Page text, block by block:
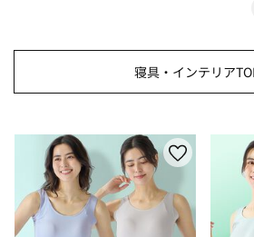
寝具・インテリア